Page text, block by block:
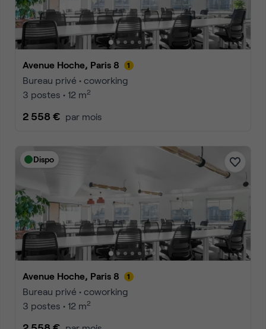
Avenue Hoche, Paris 8
Bureau privé • coworking
3 postes • 12 m2
2 558 € par mois
Dispo
Avenue Hoche, Paris 8
Bureau privé • coworking
3 postes • 12 m2